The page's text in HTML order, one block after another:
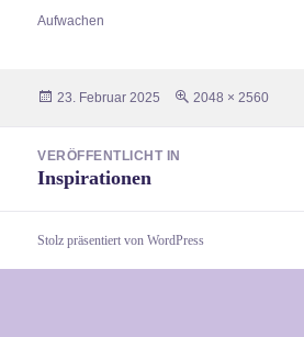
Aufwachen
Veröffentlicht
23. Februar 2025 Originalgröße
2048 × 2560
VERÖFFENTLICHT IN
Inspirationen
Stolz präsentiert von WordPress